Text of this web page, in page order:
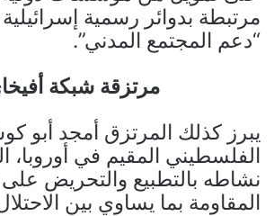
مرتبطة بدوائر رسمية
“دعم المجتمع المدني”.
مرتزقة شبكة
يبرز كذلك المرتزق أمجد أبو
الفلسطيني المقيم في أوروبا،
نشاطه بالتطبيع والتحريض
المقاومة بما يساوي بين